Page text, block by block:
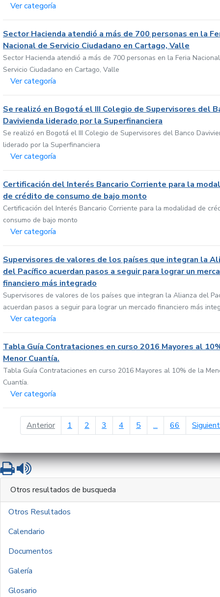
Ver categoría
Sector Hacienda atendió a más de 700 personas en la
Nacional de Servicio Ciudadano en Cartago, Valle
Sector Hacienda atendió a más de 700 personas en la Feria
Servicio Ciudadano en Cartago, Valle
Ver categoría
Se realizó en Bogotá el III Colegio de Supervisores del
Davivienda liderado por la Superfinanciera
Se realizó en Bogotá el III Colegio de Supervisores del Banco
liderado por la Superfinanciera
Ver categoría
Certificación del Interés Bancario Corriente para la
de crédito de consumo de bajo monto
Certificación del Interés Bancario Corriente para la modalidad de
consumo de bajo monto
Ver categoría
Supervisores de valores de los países que integran la
del Pacífico acuerdan pasos a seguir para lograr un
financiero más integrado
Supervisores de valores de los países que integran la Alianza del
acuerdan pasos a seguir para lograr un mercado financiero más
Ver categoría
Tabla Guía Contrataciones en curso 2016 Mayores al
Menor Cuantía.
Tabla Guía Contrataciones en curso 2016 Mayores al 10% de la
Cuantía.
Ver categoría
Anteriorpágina anterior
1 2 3 4 5 ... 66
ImprimirLeer contenido
Otros resultados de busqueda
Otros Resultados
Calendario
Documentos
Galería
Glosario